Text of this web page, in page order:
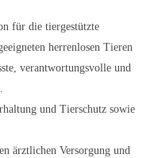
für die tiergestützte
herrenlosen Tieren
verantwortungsvolle und
und Tierschutz sowie
ärztlichen Versorgung und